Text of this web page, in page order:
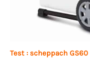
Test : scheppach